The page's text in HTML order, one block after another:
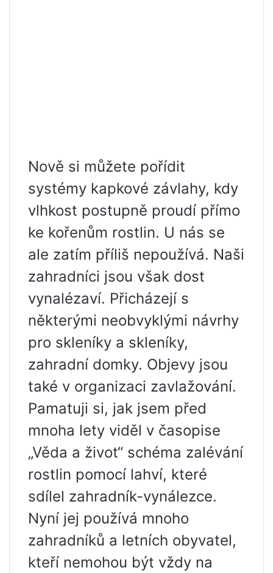
Nově si můžete pořídit
systémy kapkové závlahy, kdy
vlhkost postupně proudí přímo
ke kořenům rostlin. U nás se
ale zatím příliš nepoužívá. Naši
zahradníci jsou však dost
vynalézaví. Přicházejí s
některými neobvyklými návrhy
pro skleníky a skleníky,
zahradní domky. Objevy jsou
také v organizaci zavlažování.
Pamatuji si, jak jsem před
mnoha lety viděl v časopise
„Věda a život“ schéma zalévání
rostlin pomocí lahví, které
sdílel zahradník-vynálezce.
Nyní jej používá mnoho
zahradníků a letních obyvatel,
kteří nemohou být vždy na